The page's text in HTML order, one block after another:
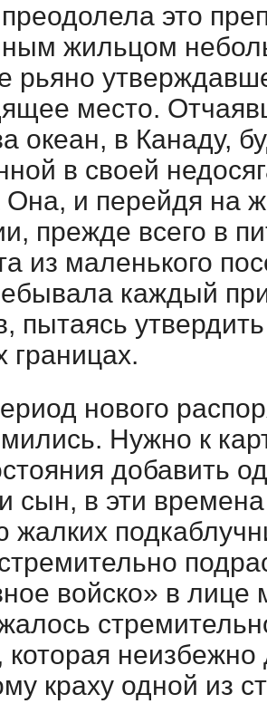
это
жильцом
рьяно
место.
океан, в Канаду,
в своей
и перейдя на
прежде всего в
из маленького
каждый
пытаясь
границах.
нового
Нужно к
добавить
сын, в эти
жалких
войско» в лице
которая
краху одной из